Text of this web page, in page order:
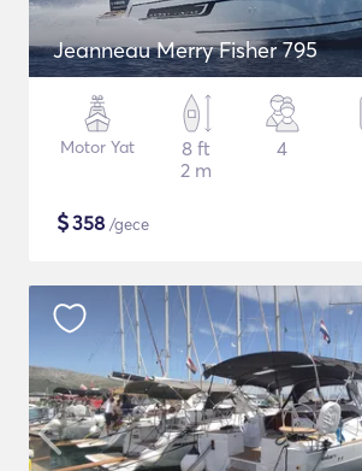
Jeanneau Merry Fisher 795
Motor Yat
8 ft
2 m
4
$358 /gece